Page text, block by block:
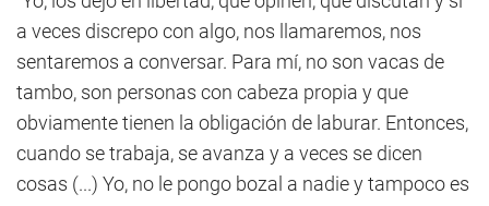
a veces discrepo con algo, nos llamaremos, nos
sentaremos a conversar. Para mí, no son vacas de
tambo, son personas con cabeza propia y que
obviamente tienen la obligación de laburar. Entonces,
cuando se trabaja, se avanza y a veces se dicen
cosas (...) Yo, no le pongo bozal a nadie y tampoco es